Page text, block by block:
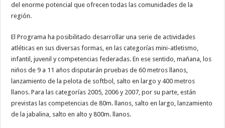
del enorme potencial que ofrecen todas las comunidades de la
región.
El Programa ha posibilitado desarrollar una serie de actividades
atléticas en sus diversas formas, en las categorías mini-atletismo,
infantil, juvenil y competencias federadas. En ese sentido, mañana, los
niños de 9 a 11 años disputarán pruebas de 60 metros llanos,
lanzamiento de la pelota de softbol, salto en largo y 400 metros
llanos. Para las categorías 2005, 2006 y 2007, por su parte, están
previstas las competencias de 80m. llanos, salto en largo, lanzamiento
de la jabalina, salto en alto y 800m. llanos.